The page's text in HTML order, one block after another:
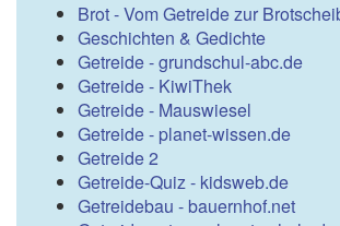
Brot - Vom Getreide zur
Geschichten & Gedichte
Getreide - grundschul-abc.de
Getreide - KiwiThek
Getreide - Mauswiesel
Getreide - planet-wissen.de
Getreide 2
Getreide-Quiz - kidsweb.de
Getreidebau - bauernhof.net